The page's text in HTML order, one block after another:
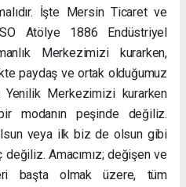
İşte Mersin Ticaret ve
Atölye 1886 Endüstriyel
Merkezimizi kurarken,
paydaş ve ortak olduğumuz
Merkezimizi kurarken
modanın peşinde değiliz.
veya ilk biz de olsun gibi
Amacımız; değişen ve
başta olmak üzere, tüm